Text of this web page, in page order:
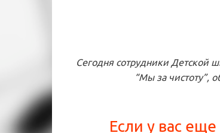
Сегодня сотрудники Детской
“Мы за чистоту”,
Если у вас